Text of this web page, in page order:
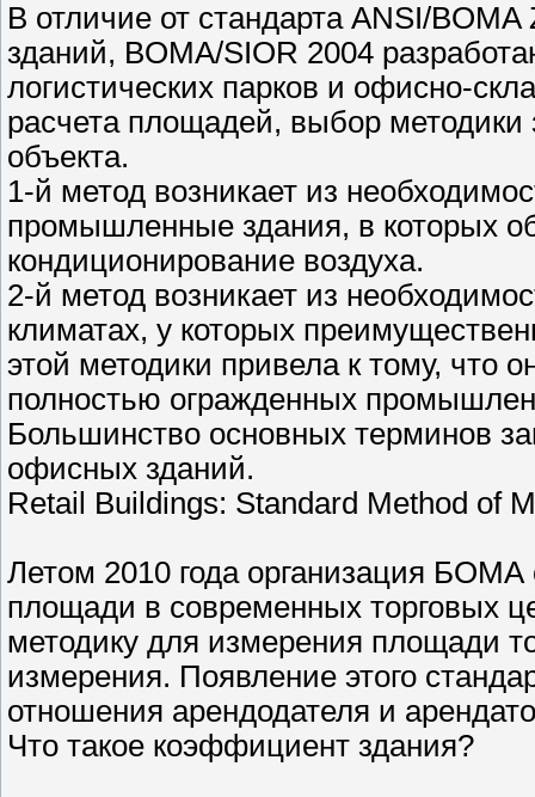
В отличие от стандарта ANSI/
зданий, BOMA/SIOR 2004
логистических парков и офисно-
расчета площадей, выбор методики
объекта.
1-й метод возникает из
промышленные здания, в которых
кондиционирование воздуха.
2-й метод возникает из
климатах, у которых
этой методики привела к тому, что
полностью огражденных
Большинство основных терминов
офисных зданий.
Retail Buildings: Standard Method of
Летом 2010 года организация БОМА
площади в современных торговых
методику для измерения площади
измерения. Появление этого
отношения арендодателя и
Что такое коэффициент здания?